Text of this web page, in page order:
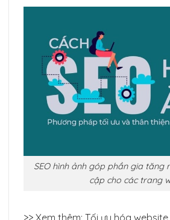
SEO hình ảnh góp phần gia tăng
cập cho các trang
>> Xem thêm: Tối ưu hóa